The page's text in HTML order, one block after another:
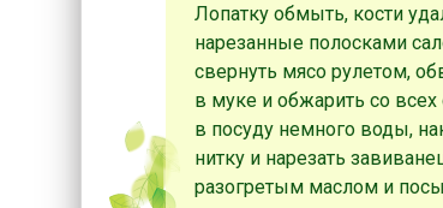
Лопатку обмыть, кости
нарезанные полосками
свернуть мясо рулетом,
в муке и обжарить со всех
в посуду немного воды,
нитку и нарезать
разогретым маслом и